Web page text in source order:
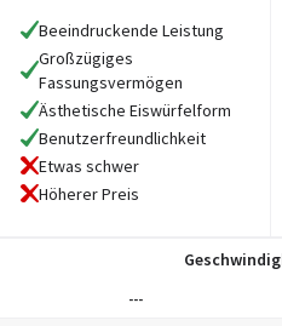
Beeindruckende Leistung
Großzügiges
Fassungsvermögen
Ästhetische Eiswürfelform
Benutzerfreundlichkeit
Etwas schwer
Höherer Preis
---